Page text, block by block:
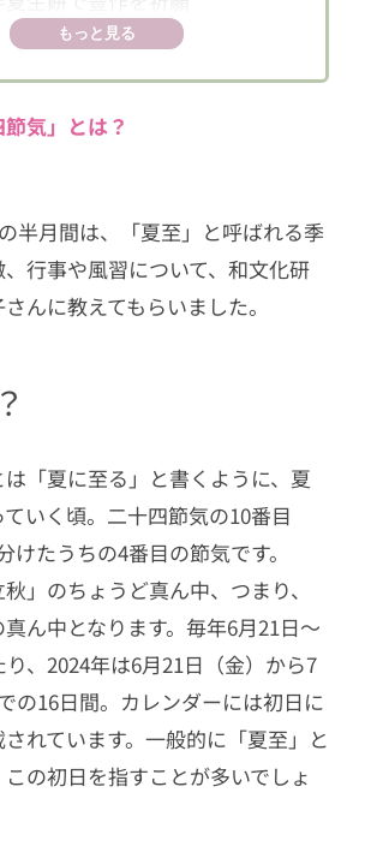
もっと見る
気」とは？
半月間は、「夏至」と呼ばれる季
行事や風習について、和文化研
んに教えてもらいました。
「夏に至る」と書くように、夏
いく頃。二十四節気の10番目
けたうちの4番目の節気です。
秋」のちょうど真ん中、つまり、
ん中となります。毎年6月21日〜
、2024年は6月21日（金）から7
の16日間。カレンダーには初日に
されています。一般的に「夏至」と
の初日を指すことが多いでしょ